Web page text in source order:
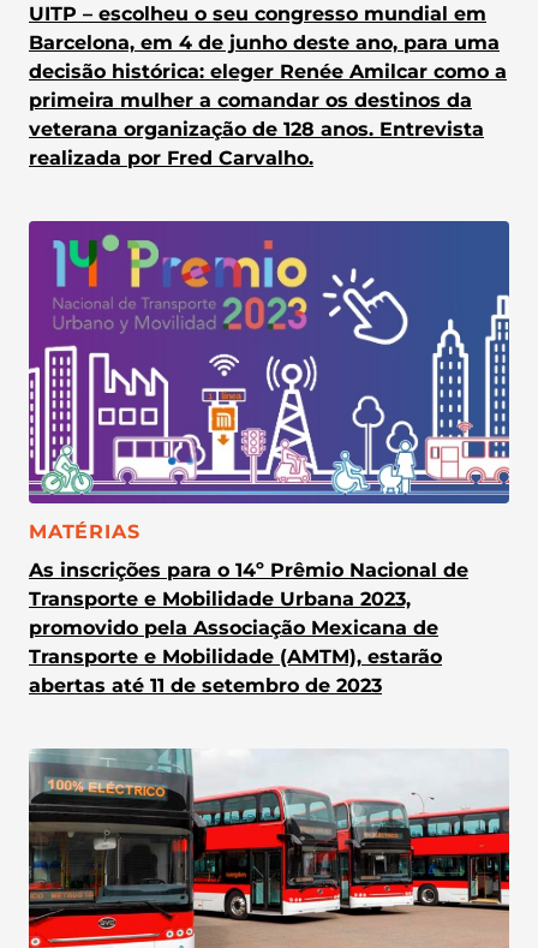
UITP – escolheu o seu congresso mundial em
Barcelona, em 4 de junho deste ano, para uma
decisão histórica: eleger Renée Amilcar como a
primeira mulher a comandar os destinos da
veterana organização de 128 anos. Entrevista
realizada por Fred Carvalho.
CATEGORIA:
MATÉRIAS
As inscrições para o 14º Prêmio Nacional de
Transporte e Mobilidade Urbana 2023,
promovido pela Associação Mexicana de
Transporte e Mobilidade (AMTM), estarão
abertas até 11 de setembro de 2023